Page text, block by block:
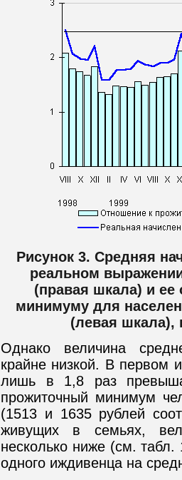
Рисунок 3. Средняя
реальном выражении
(правая шкала) и ее
минимуму для
(левая шкала),
Однако величина
крайне низкой. В первом
лишь в 1,8 раз
прожиточный минимум
(1513 и 1635 рублей
живущих в семьях,
несколько ниже (см.
одного иждивенца на